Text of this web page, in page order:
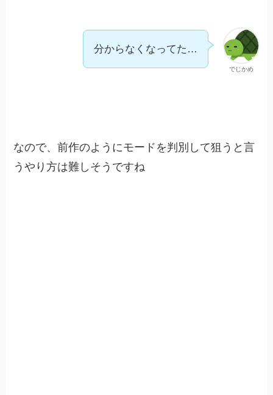
でじかめ
分からなくなってた…
なので、前作のようにモードを判別して狙うと言
うやり方は難しそうですね